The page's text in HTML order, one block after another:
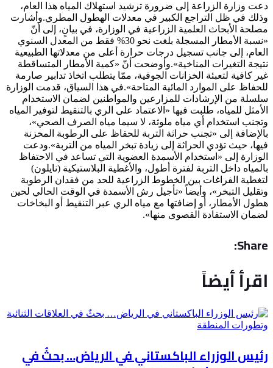
دعت وزارة الزراعة إلى ضرورة ترشيد استهلاك المياه هذا العام،
وذلك في ظل التراجع الكبير في معدلات الهطول المطري.وأشارت
مصلحة الأبحاث العلمية الزراعية في الوزارة، في بيانٍ، إلى أنّ
«نسبة الأمطار المسجلة بلغت نحو 30% فقط من المعدل السنوي
العام، إلى جانب تسجيل درجات حرارة أعلى من معدلاتها الطبيعية
نتيجة التغيرات المناخية».وأوضحت أنّ «كمية الأمطار المتساقطة
غير كافية لتعبئة الخزانات الجوفية، ممّا يتطلب اتخاذ تدابير صارمة
للحفاظ على الموارد المائية المتاحة».في هذا السياق، قدمت الوزارة
سلسلة من الإرشادات للمزارعين والمواطنين لضمان الاستخدام
الأمثل للمياه، طلبت فيها «الاعتماد على الري بالتنقيط لتوفير المياه
وتجنب استخدام أي مياه ملوثة، لا سيما مياه الصرف الصحي»،
بالإضافة إلى «تجنب حراثة التربة للحفاظ على الرطوبة المخزنة
فيها، حيث تؤدي الحراثة إلى زيادة تبخر المياه من التربة».ودعت
الوزارة إلى «استخدام الأسمدة العضوية التي تساعد في الاحتفاظ
بالمياه داخل التربة لفترة أطول، والأغطية البلاستيكية (نايلون)
لتغطية الفراغات بين الخطوط الزراعية للحد من فقدان الرطوبة
وتقليل التبخر»، وأيضاً «تأجيل رش الأسمدة في الوقت الحالي لحين
هطول الأمطار، أو إضافتها مع مياه الري عبر التنقيط أو البخاخات
لضمان الاستفادة القصوى منها».
Share:
اقرأ أيضاً
رئيس الوزراء الباكستاني في الرياض… بحثٌ في